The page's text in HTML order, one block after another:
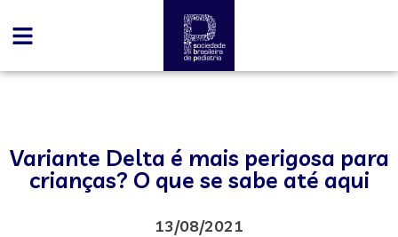
Variante Delta é mais perigosa para
crianças? O que se sabe até aqui
13/08/2021